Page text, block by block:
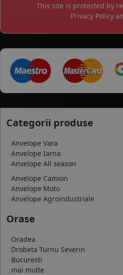
This site is protected by
Privacy Policy
Categorii produse
Anvelope Vara
Anvelope Iarna
Anvelope All season
Anvelope Camion
Anvelope Moto
Anvelope Agroindustriale
Orase
Oradea
Drobeta Turnu Severin
Bucuresti
mai multe